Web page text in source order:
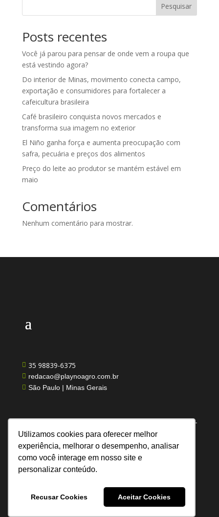
Utilizamos cookies para oferecer melhor
experiência, melhorar o desempenho, analisar
como você interage em nosso site e
personalizar conteúdo.
Recusar Cookies Aceitar Cookies
Pesquisar
Posts recentes
Você já parou para pensar de onde vem a roupa que
está vestindo agora?
Do interior de Minas, movimento conecta campo,
exportação e consumidores para fortalecer a
cafeicultura brasileira
Café brasileiro conquista novos mercados e
transforma sua imagem no exterior
El Niño ganha força e aumenta preocupação com
safra, pecuária e preços dos alimentos
Preço do leite ao produtor se mantém estável em
maio
Comentários
Nenhum comentário para mostrar.
 35 98839-6375
 redacao@playnoagro.com.br
 São Paulo | Minas Gerais
Todos os direitos reservados | Feito por UN